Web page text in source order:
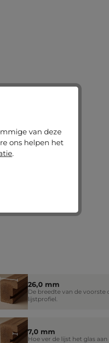
26,0 mm
De breedte van de voorste
lijstprofiel.
7,0 mm
Hoe ver de lijst het glas
van deze
ons helpen het
.